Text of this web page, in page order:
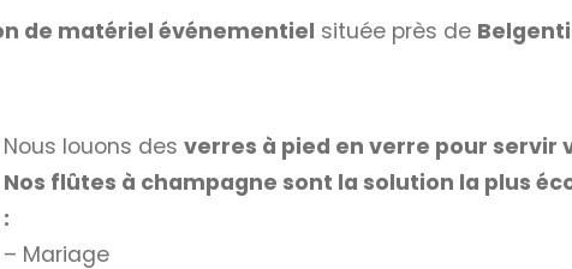
de matériel événementiel située près de
Nous louons desverres à pied en verre pour servir
Nos flûtes à champagne sont la solution la plus
:
– Mariage